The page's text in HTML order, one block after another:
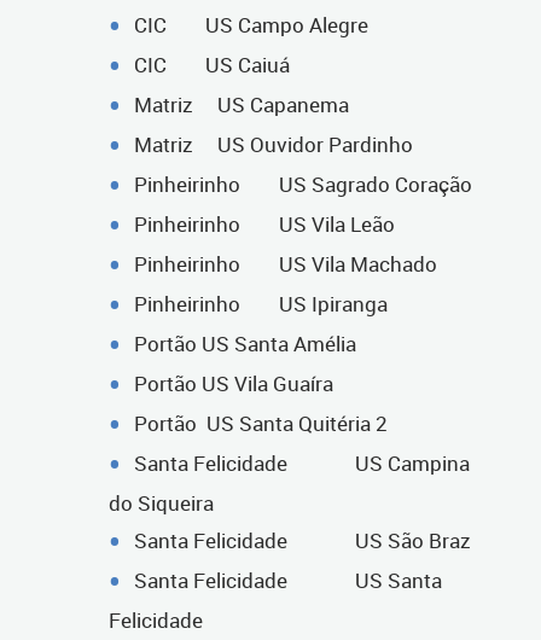
CIC US Campo Alegre
CIC US Caiuá
Matriz US Capanema
Matriz US Ouvidor Pardinho
Pinheirinho US Sagrado Coração
Pinheirinho US Vila Leão
Pinheirinho US Vila Machado
Pinheirinho US Ipiranga
Portão US Santa Amélia
Portão US Vila Guaíra
Portão US Santa Quitéria 2
Santa Felicidade US Campina
do Siqueira
Santa Felicidade US São Braz
Santa Felicidade US Santa
Felicidade